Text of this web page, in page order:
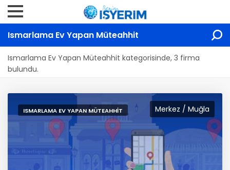
Ismarlama Ev Yapan Müteahhit
Ismarlama Ev Yapan Müteahhit kategorisinde, 3 firma
bulundu.
Merkez / Muğla
ISMARLAMA EV YAPAN MÜTEAHHIT